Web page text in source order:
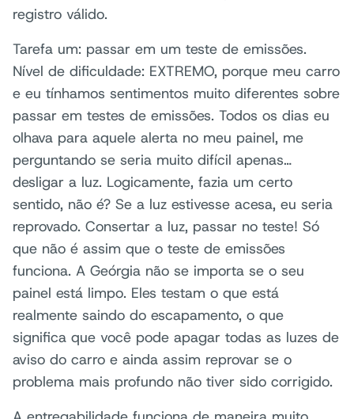
registro válido.
Tarefa um: passar em um teste de emissões.
Nível de dificuldade: EXTREMO, porque meu carro
e eu tínhamos sentimentos muito diferentes sobre
passar em testes de emissões. Todos os dias eu
olhava para aquele alerta no meu painel, me
perguntando se seria muito difícil apenas…
desligar a luz. Logicamente, fazia um certo
sentido, não é? Se a luz estivesse acesa, eu seria
reprovado. Consertar a luz, passar no teste! Só
que não é assim que o teste de emissões
funciona. A Geórgia não se importa se o seu
painel está limpo. Eles testam o que está
realmente saindo do escapamento, o que
significa que você pode apagar todas as luzes de
aviso do carro e ainda assim reprovar se o
problema mais profundo não tiver sido corrigido.